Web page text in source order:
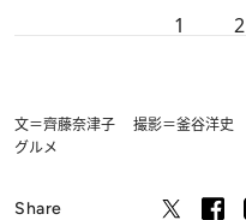
1 2
文＝齊藤奈津子 撮影＝釜谷洋史
グルメ
Share